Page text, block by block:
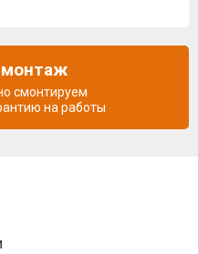
монтаж
смонтируем
на работы